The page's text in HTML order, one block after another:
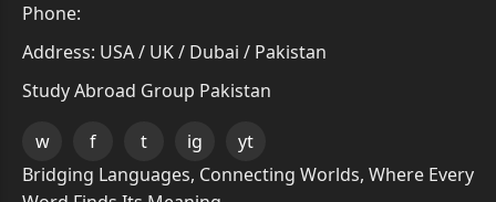
Phone:
Address: USA / UK / Dubai / Pakistan
Study Abroad Group Pakistan
w f t ig
yt
Bridging Languages, Connecting Worlds, Where Every